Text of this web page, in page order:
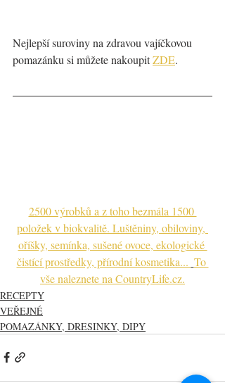
Nejlepší suroviny na zdravou vajíčkovou
pomazánku si můžete nakoupit ZDE.
2500 výrobků a z toho bezmála 1500
položek v biokvalitě. Luštěniny, obiloviny,
oříšky, semínka, sušené ovoce, ekologické
čistící prostředky, přírodní kosmetika... To
vše naleznete na CountryLife.cz.
RECEPTY
VEŘEJNÉ
POMAZÁNKY, DRESINKY, DIPY